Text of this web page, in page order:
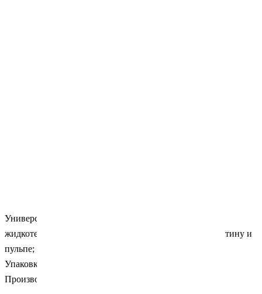
Универсальный светотверждаемый наногибридный
жидкотекучий композит; хорошая прилегаемость к дентину и
пульпе; легко моделируется и полируется.
Упаковка: шпр. х 2гр., оттенок A3.
Производитель: President Dental (Германия).